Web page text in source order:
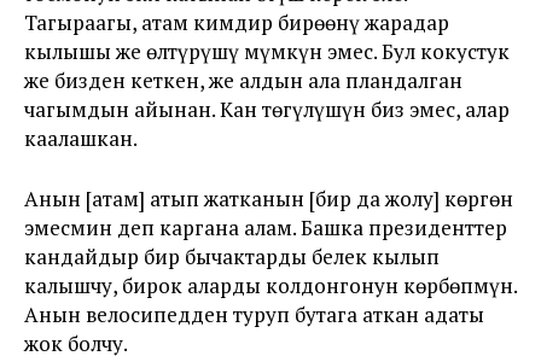
Тагыраагы, атам кимдир бирөөнү жарадар
кылышы же өлтүрүшү мүмкүн эмес. Бул кокустук
же бизден кеткен, же алдын ала пландалган
чагымдын айынан. Кан төгүлүшүн биз эмес, алар
каалашкан.
Анын [атам] атып жатканын [бир да жолу] көргөн
эмесмин деп каргана алам. Башка президенттер
кандайдыр бир бычактарды белек кылып
калышчу, бирок аларды колдонгонун көрбөпмүн.
Анын велосипедден туруп бутага аткан адаты
жок болчу.